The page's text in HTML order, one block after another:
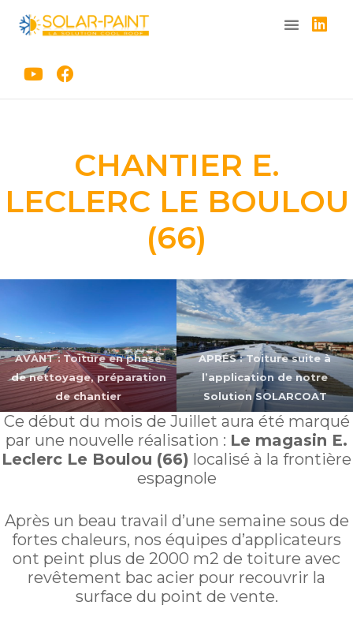
contenu
CHANTIER E.
LECLERC LE BOULOU
(66)
AVANT : Toiture en phase
de nettoyage, préparation
de chantier
APRÉS : Toiture suite à
l’application de notre
Solution SOLARCOAT
Ce début du mois de Juillet aura été marqué
par une nouvelle réalisation : Le magasin E.
Leclerc Le Boulou (66) localisé à la frontière
espagnole
Après un beau travail d’une semaine sous de
fortes chaleurs, nos équipes d’applicateurs
ont peint plus de 2000 m2 de toiture avec
revêtement bac acier pour recouvrir la
surface du point de vente.